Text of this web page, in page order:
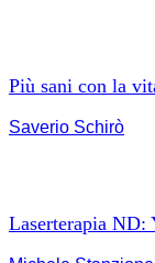
Più sani con la
Saverio Schirò
Laserterapia ND: